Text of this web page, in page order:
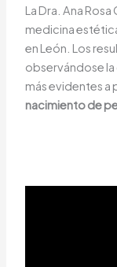
La Dra. Ana
medicina
en León. Los
observándose la
más evidentes a
nacimiento de